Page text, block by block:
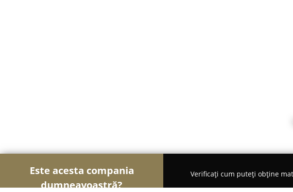
Este acesta compania
dumneavoastră?
Verificați cum puteți obține